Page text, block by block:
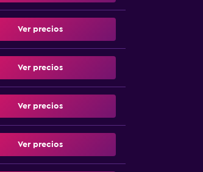
Ver precios
Ver precios
Ver precios
Ver precios